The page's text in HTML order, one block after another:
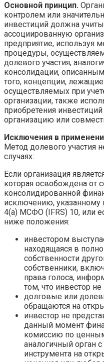
Основной принцип.
контролем или
инвестиций должна
ассоциированную
предприятие, используя
процедуры,
долевого участия,
консолидации,
того, концепции,
осуществляемых при
организации, также
приобретения
организацию или
Исключения в
Метод долевого участия
случаях:
Если организация
которая освобождена от
консолидированной
исключению, указанному
4(a) МСФО (IFRS) 10, или
ниже положения:
инвестором
находящаяся в
собственности
собственники,
права голоса,
том, что инвестор
долговые или
обращаются на
инвестор не
данный момент
комиссию по
аналогичный орган
инструмента на